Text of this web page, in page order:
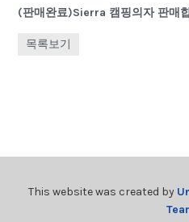
(판매완료)Sierra 캠핑의자 판매
목록보기
This website was created by